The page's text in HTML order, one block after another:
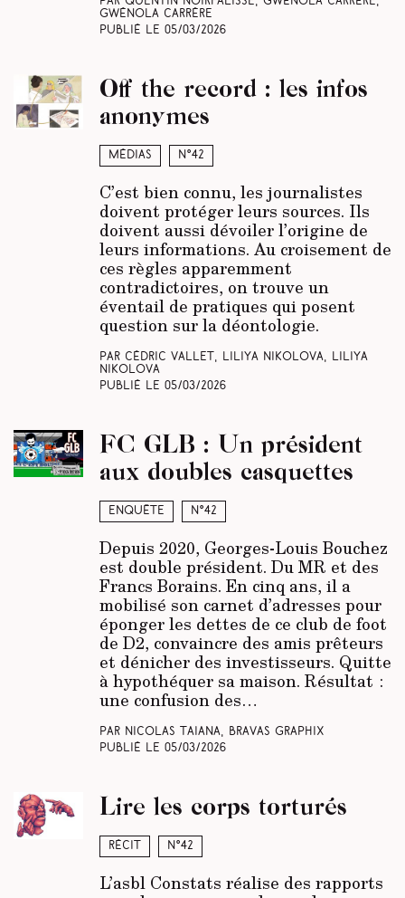
Gwénola Carrère
Publié le 05/03/2026
Médias N°42
Off the record : les infos
anonymes
C’est bien connu, les journalistes
doivent protéger leurs sources. Ils
doivent aussi dévoiler l’origine de
leurs informations. Au croisement de
ces règles apparemment
contradictoires, on trouve un
éventail de pratiques qui posent
question sur la déontologie.
Par Cédric Vallet, Liliya Nikolova, Liliya
Nikolova
Publié le 05/03/2026
Enquête N°42
FC GLB : Un président
aux doubles casquettes
Depuis 2020, Georges-Louis Bouchez
est double président. Du MR et des
Francs Borains. En cinq ans, il a
mobilisé son carnet d’adresses pour
éponger les dettes de ce club de foot
de D2, convaincre des amis prêteurs
et dénicher des investisseurs. Quitte
à hypothéquer sa maison. Résultat :
une confusion des…
Par Nicolas Taiana, Bravas Graphix
Publié le 05/03/2026
Récit N°42
Lire les corps torturés
L’asbl Constats réalise des rapports